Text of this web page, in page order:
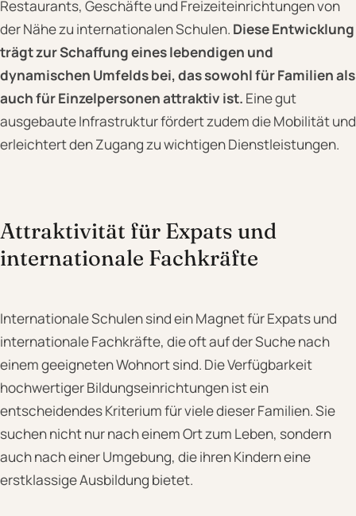
Restaurants, Geschäfte und Freizeiteinrichtungen von
der Nähe zu internationalen Schulen. Diese Entwicklung
trägt zur Schaffung eines lebendigen und
dynamischen Umfelds bei, das sowohl für Familien als
auch für Einzelpersonen attraktiv ist. Eine gut
ausgebaute Infrastruktur fördert zudem die Mobilität und
erleichtert den Zugang zu wichtigen Dienstleistungen.
Attraktivität für Expats und
internationale Fachkräfte
Internationale Schulen sind ein Magnet für Expats und
internationale Fachkräfte, die oft auf der Suche nach
einem geeigneten Wohnort sind. Die Verfügbarkeit
hochwertiger Bildungseinrichtungen ist ein
entscheidendes Kriterium für viele dieser Familien. Sie
suchen nicht nur nach einem Ort zum Leben, sondern
auch nach einer Umgebung, die ihren Kindern eine
erstklassige Ausbildung bietet.